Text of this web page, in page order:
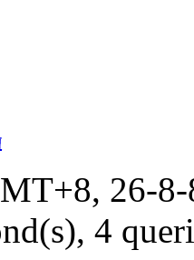
26-
4